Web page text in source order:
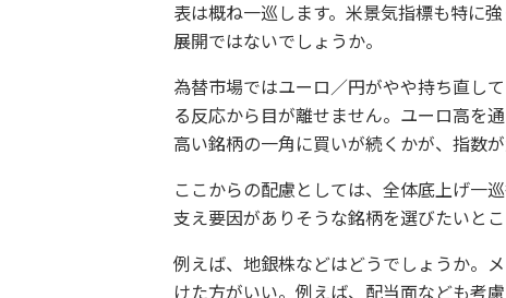
表は概ね一巡します。米景気指標も特に
展開ではないでしょうか。
為替市場ではユーロ／円がやや持ち直し
る反応から目が離せません。ユーロ高を
高い銘柄の一角に買いが続くかが、指数
ここからの配慮としては、全体底上げ一
支え要因がありそうな銘柄を選びたいとこ
例えば、地銀株などはどうでしょうか。
けた方がいい。例えば、配当面なども考